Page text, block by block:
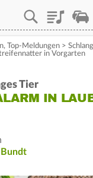
Playlist
, Top-Meldungen >
in Vorgarten
Tier
IN